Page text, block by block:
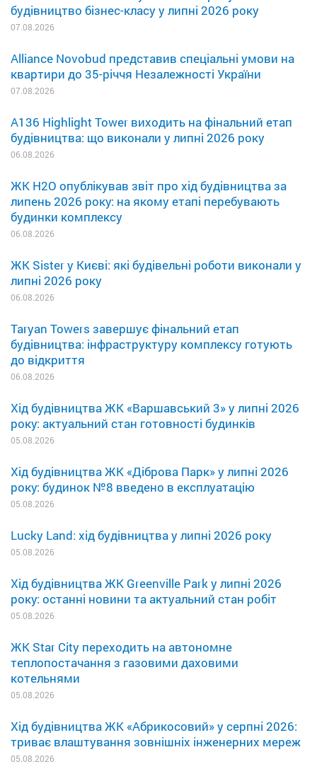
будівництво бізнес-класу у липні 2026 року
07.08.2026
Alliance Novobud представив спеціальні умови на
квартири до 35-річчя Незалежності України
07.08.2026
A136 Highlight Tower виходить на фінальний етап
будівництва: що виконали у липні 2026 року
06.08.2026
ЖК H2O опублікував звіт про хід будівництва за
липень 2026 року: на якому етапі перебувають
будинки комплексу
06.08.2026
ЖК Sister у Києві: які будівельні роботи виконали у
липні 2026 року
06.08.2026
Taryan Towers завершує фінальний етап
будівництва: інфраструктуру комплексу готують
до відкриття
06.08.2026
Хід будівництва ЖК «Варшавський 3» у липні 2026
року: актуальний стан готовності будинків
05.08.2026
Хід будівництва ЖК «Діброва Парк» у липні 2026
року: будинок №8 введено в експлуатацію
05.08.2026
Lucky Land: хід будівництва у липні 2026 року
05.08.2026
Хід будівництва ЖК Greenville Park у липні 2026
року: останні новини та актуальний стан робіт
05.08.2026
ЖК Star City переходить на автономне
теплопостачання з газовими даховими
котельнями
05.08.2026
Хід будівництва ЖК «Абрикосовий» у серпні 2026:
триває влаштування зовнішніх інженерних мереж
05.08.2026